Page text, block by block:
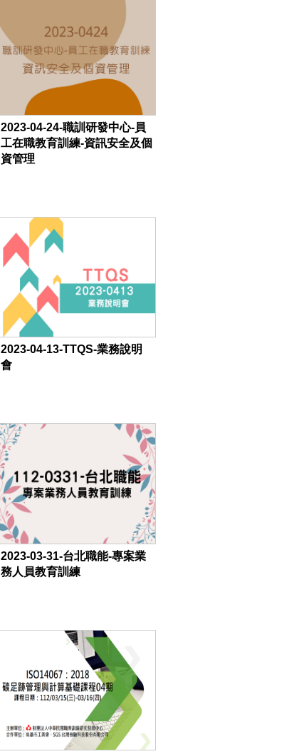
2023-04-24-職訓研發中心-員
工在職教育訓練-資訊安全及個
資管理
2023-04-13-TTQS-業務說明
會
2023-03-31-台北職能-專案業
務人員教育訓練